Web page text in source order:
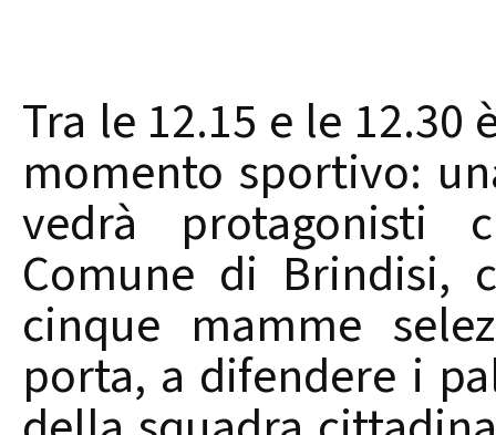
Tra le 12.15 e le
momento sportivo:
vedrà protagonisti
Comune di Brindisi,
cinque mamme
porta, a difendere i